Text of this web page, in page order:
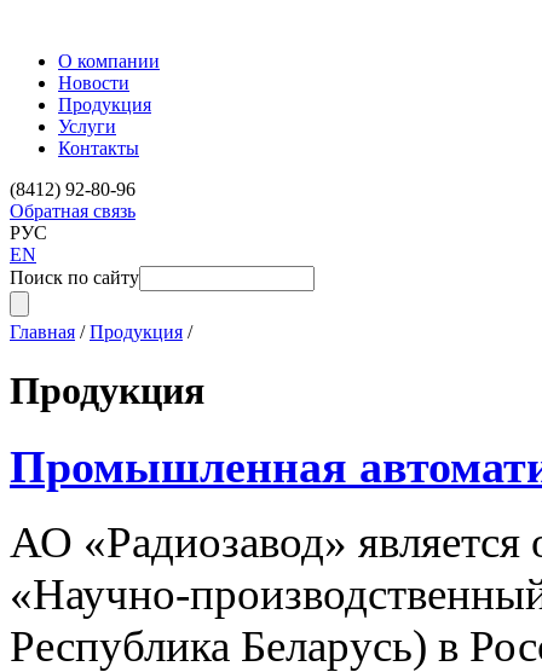
О компании
Новости
Продукция
Услуги
Контакты
(8412) 92-80-96
Обратная связь
РУС
EN
Поиск по сайту
Главная /Продукция /
Продукция
Промышленная
АО «Радиозавод»
«Научно-
Республика Беларусь) в